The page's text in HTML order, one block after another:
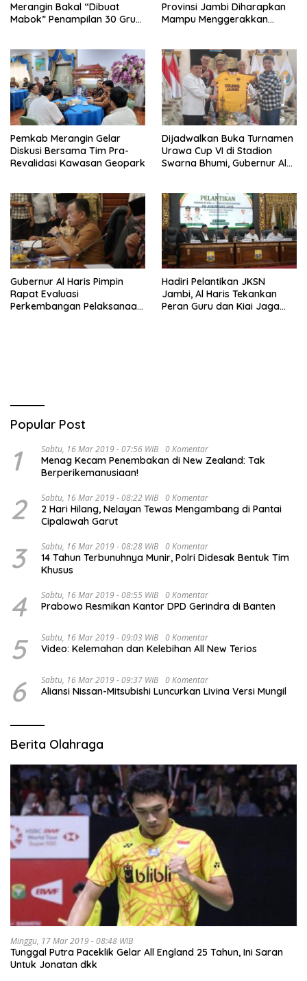
Merangin Bakal “Dibuat
Mabok” Penampilan 30 Grup
Provinsi Jambi Diharapkan
Mampu Menggerakkan
Pemkab Merangin Gelar
Diskusi Bersama Tim Pra-
Revalidasi Kawasan Geopark
Dijadwalkan Buka Turnamen
Urawa Cup VI di Stadion
Swarna Bhumi, Gubernur Al
Gubernur Al Haris Pimpin
Rapat Evaluasi
Perkembangan Pelaksanaan
Hadiri Pelantikan JKSN
Jambi, Al Haris Tekankan
Peran Guru dan Kiai Jaga
Popular Post
1 Sabtu, 16 Mar 2019 - 07:56 WIB 0 Komentar
Menag Kecam Penembakan di New Zealand: Tak
Berperikemanusiaan!
2 Sabtu, 16 Mar 2019 - 08:22 WIB 0 Komentar
2 Hari Hilang, Nelayan Tewas Mengambang di Pantai
Cipalawah Garut
3 Sabtu, 16 Mar 2019 - 08:28 WIB 0 Komentar
14 Tahun Terbunuhnya Munir, Polri Didesak Bentuk Tim
Khusus
4 Sabtu, 16 Mar 2019 - 08:55 WIB 0 Komentar
Prabowo Resmikan Kantor DPD Gerindra di Banten
5 Sabtu, 16 Mar 2019 - 09:03 WIB 0 Komentar
Video: Kelemahan dan Kelebihan All New Terios
6 Sabtu, 16 Mar 2019 - 09:37 WIB 0 Komentar
Aliansi Nissan-Mitsubishi Luncurkan Livina Versi Mungil
Berita Olahraga
Minggu, 17 Mar 2019 - 08:48 WIB
Tunggal Putra Paceklik Gelar All England 25 Tahun, Ini Saran
Untuk Jonatan dkk